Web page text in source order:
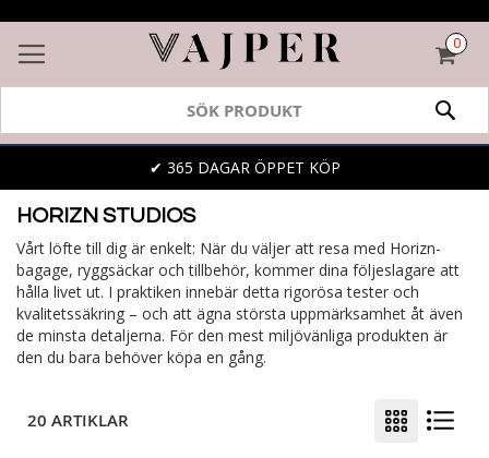
0
✔ 365 DAGAR ÖPPET KÖP
HORIZN STUDIOS
Vårt löfte till dig är enkelt: När du väljer att resa med Horizn-
bagage, ryggsäckar och tillbehör, kommer dina följeslagare att
hålla livet ut. I praktiken innebär detta rigorösa tester och
kvalitetssäkring – och att ägna största uppmärksamhet åt även
de minsta detaljerna. För den mest miljövänliga produkten är
den du bara behöver köpa en gång.
20 ARTIKLAR